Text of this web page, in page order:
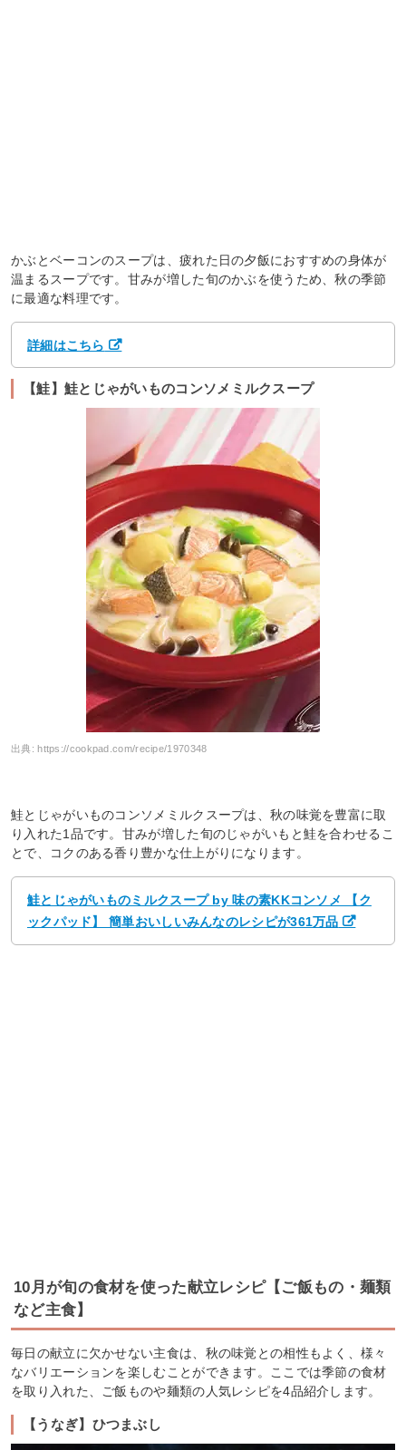
かぶとベーコンのスープは、疲れた日の夕飯におすすめの身体が
温まるスープです。甘みが増した旬のかぶを使うため、秋の季節
に最適な料理です。
詳細はこちら
【鮭】鮭とじゃがいものコンソメミルクスープ
出典: https://cookpad.com/recipe/1970348
鮭とじゃがいものコンソメミルクスープは、秋の味覚を豊富に取
り入れた1品です。甘みが増した旬のじゃがいもと鮭を合わせるこ
とで、コクのある香り豊かな仕上がりになります。
鮭とじゃがいものミルクスープ by 味の素KKコンソメ 【ク
ックパッド】 簡単おいしいみんなのレシピが361万品
10月が旬の食材を使った献立レシピ【ご飯もの・麺類
など主食】
毎日の献立に欠かせない主食は、秋の味覚との相性もよく、様々
なバリエーションを楽しむことができます。ここでは季節の食材
を取り入れた、ご飯ものや麺類の人気レシピを4品紹介します。
【うなぎ】ひつまぶし